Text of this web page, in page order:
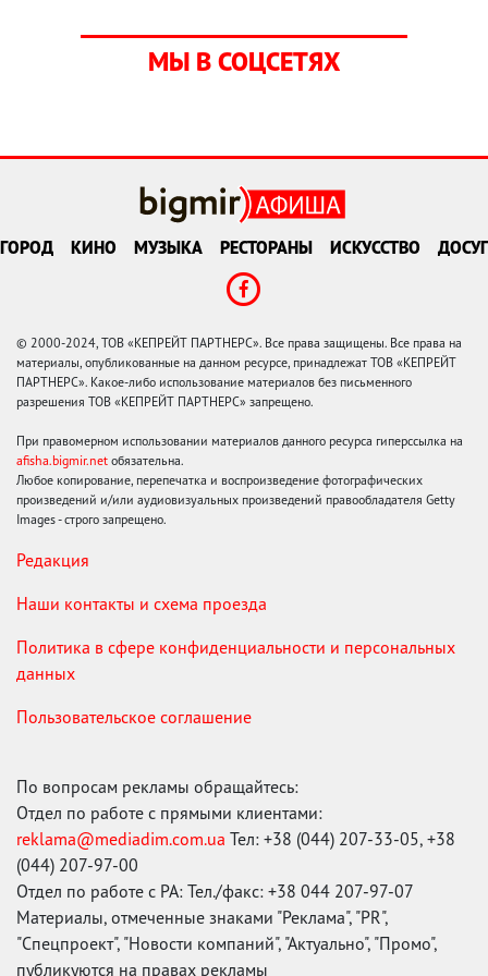
МЫ В СОЦСЕТЯХ
ГОРОД КИНО МУЗЫКА РЕСТОРАНЫ ИСКУССТВО ДОСУГ
© 2000-2024, ТОВ «КЕПРЕЙТ ПАРТНЕРС». Все права защищены. Все права на
материалы, опубликованные на данном ресурсе, принадлежат ТОВ «КЕПРЕЙТ
ПАРТНЕРС». Какое-либо использование материалов без письменного
разрешения ТОВ «КЕПРЕЙТ ПАРТНЕРС» запрещено.
При правомерном использовании материалов данного ресурса гиперссылка на
afisha.bigmir.net обязательна.
Любое копирование, перепечатка и воспроизведение фотографических
произведений и/или аудиовизуальных произведений правообладателя Getty
Images - строго запрещено.
Редакция
Наши контакты и схема проезда
Политика в сфере конфиденциальности и персональных
данных
Пользовательское соглашение
По вопросам рекламы обращайтесь:
Отдел по работе с прямыми клиентами:
reklama@mediadim.com.ua Тел: +38 (044) 207-33-05, +38
(044) 207-97-00
Отдел по работе с РА: Тел./факс: +38 044 207-97-07
Материалы, отмеченные знаками "Реклама", "PR",
"Спецпроект", "Новости компаний", "Актуально", "Промо",
публикуются на правах рекламы